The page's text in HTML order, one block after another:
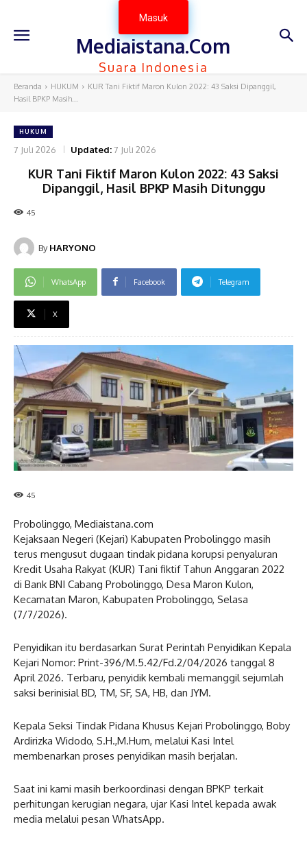
Masuk
Mediaistana.Com
Suara Indonesia
Beranda HUKUM
KUR Tani Fiktif Maron Kulon 2022: 43 Saksi Dipanggil,
Hasil BPKP Masih...
HUKUM
7 Juli 2026 Updated:7 Juli 2026
KUR Tani Fiktif Maron Kulon 2022: 43 Saksi
Dipanggil, Hasil BPKP Masih Ditunggu
45
By HARYONO
WhatsApp Facebook Telegram
X
45
Probolinggo, Mediaistana.com
Kejaksaan Negeri (Kejari) Kabupaten Probolinggo masih
terus mengusut dugaan tindak pidana korupsi penyaluran
Kredit Usaha Rakyat (KUR) Tani fiktif Tahun Anggaran 2022
di Bank BNI Cabang Probolinggo, Desa Maron Kulon,
Kecamatan Maron, Kabupaten Probolinggo, Selasa
(7/7/2026).
Penyidikan itu berdasarkan Surat Perintah Penyidikan Kepala
Kejari Nomor: Print-396/M.5.42/Fd.2/04/2026 tanggal 8
April 2026. Terbaru, penyidik kembali memanggil sejumlah
saksi berinisial BD, TM, SF, SA, HB, dan JYM.
Kepala Seksi Tindak Pidana Khusus Kejari Probolinggo, Boby
Ardirizka Widodo, S.H.,M.Hum, melalui Kasi Intel
membenarkan proses penyidikan masih berjalan.
Saat ini kami masih berkoordinasi dengan BPKP terkait
perhitungan kerugian negara, ujar Kasi Intel kepada awak
media melalui pesan WhatsApp.